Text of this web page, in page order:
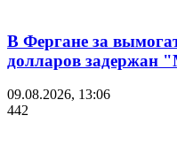
В Фергане за
долларов задержан
09.08.2026, 13:06
442